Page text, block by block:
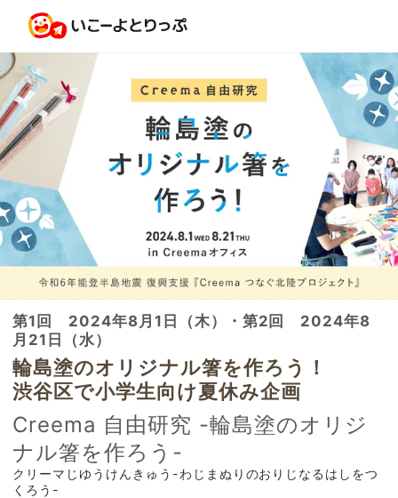
第1回 2024年8月1日（木）・第2回 2024年8
月21日（水）
輪島塗のオリジナル箸を作ろう！
渋谷区で小学生向け夏休み企画
Creema 自由研究 -輪島塗のオリジ
ナル箸を作ろう-
クリーマじゆうけんきゅう-わじまぬりのおりじなるはしをつ
くろう-